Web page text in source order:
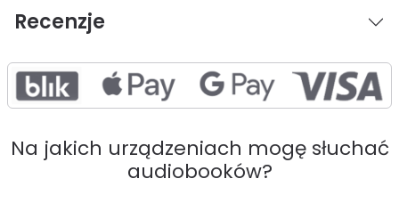
Recenzje
Na jakich urządzeniach mogę słuchać
audiobooków?